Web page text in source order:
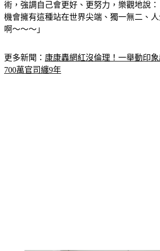
發文秀出身上的「鉑金包」引流球，證實
術，強調自己會更好、更努力，樂觀地說
機會擁有這種站在世界尖端、獨一無二、人
更多新聞：康康轟網紅沒倫理！一舉動印象